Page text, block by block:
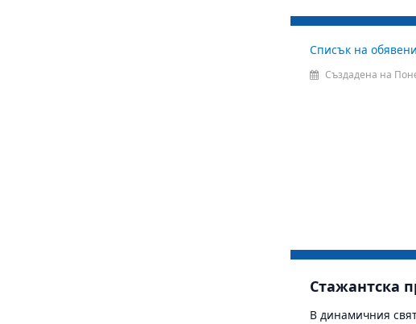
Списък на
Създадена на
Стажантска
В динамичния